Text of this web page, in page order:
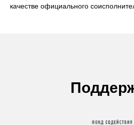
качестве официального